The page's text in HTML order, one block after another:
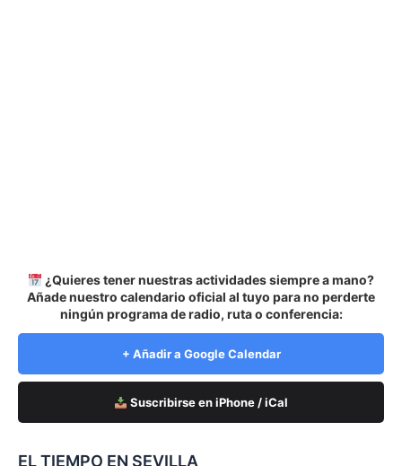
¿Quieres tener nuestras actividades siempre a mano?
Añade nuestro calendario oficial al tuyo para no perderte
ningún programa de radio, ruta o conferencia:
+ Añadir a Google Calendar
Suscribirse en iPhone / iCal
EL TIEMPO EN SEVILLA